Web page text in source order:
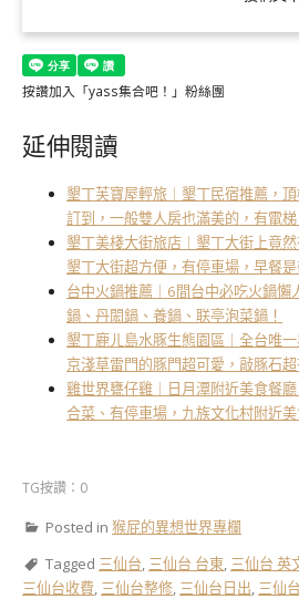
按讚加入「yass集合吧！」粉絲團
延伸閱讀
墾丁芙寶屋輕旅｜墾丁民宿推薦，
訂到，一般雙人房也滿美的，有電
墾丁美棧大街旅店｜墾丁大街上竟
墾丁大街超方便，有停車場，早餐
台中火鍋推薦｜6間台中必吃火鍋懶
鍋、丹閎鍋、養鍋、联亭泡菜鍋！
墾丁鹿ㄦ島水豚生態園區｜全台唯
京淺草雷門的豚門超可愛，敲豚石
雞世界甕仔雞｜日月潭附近美食餐
合菜、有停車場，九族文化村附近
TG按讚：0
Posted in 猴屁的異想世界專欄
Tagged 三仙台 三仙台 台東 三仙台 英
三仙台收費 三仙台整修 三仙台日出 三仙